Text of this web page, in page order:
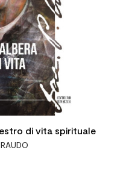
di vita spirituale